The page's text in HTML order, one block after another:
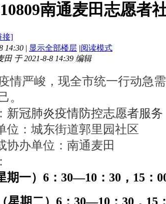
南通麦田志愿者
接]
14:30 | 显示全部楼层 |阅读模式
于 2021-8-8 14:39 编辑
情严峻，现全市统一行动急
。
新冠肺炎疫情防控志愿者服务
位： 城东街道郭里园社区
协办单位：南通麦田
期一）6：30—10：30，15：